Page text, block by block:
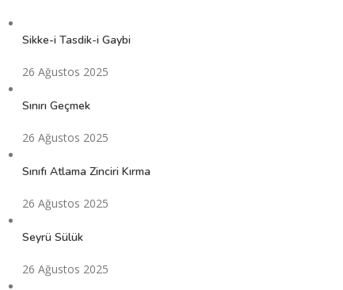
Sikke-i Tasdik-i Gaybi
26 Ağustos 2025
Sınırı Geçmek
26 Ağustos 2025
Sınıfı Atlama Zinciri Kırma
26 Ağustos 2025
Seyrü Sülük
26 Ağustos 2025